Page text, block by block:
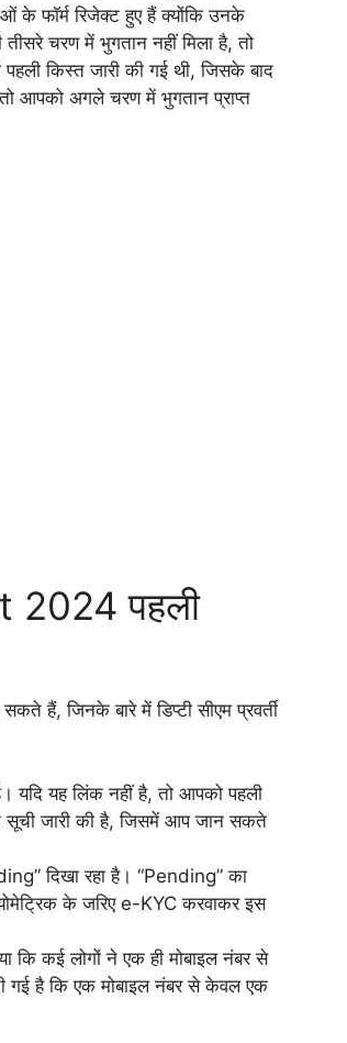
के फॉर्म रिजेक्ट हुए हैं क्योंकि उनके
चरण में भुगतान नहीं मिला है, तो
पहली किस्त जारी की गई थी, जिसके बाद
आपको अगले चरण में भुगतान प्राप्त
2024 पहली
हैं, जिनके बारे में डिप्टी सीएम प्रवर्ती
यह लिंक नहीं है, तो आपको पहली
सूची जारी की है, जिसमें आप जान सकते
दिखा रहा है। “Pending” का
के जरिए e-KYC करवाकर इस
कि कई लोगों ने एक ही मोबाइल नंबर से
गई है कि एक मोबाइल नंबर से केवल एक